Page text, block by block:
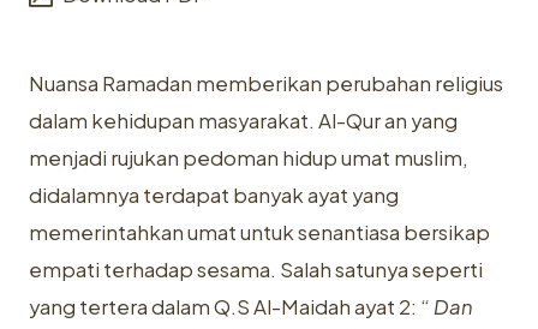
Nuansa Ramadan memberikan perubahan religius
dalam kehidupan masyarakat. Al-Qur an yang
menjadi rujukan pedoman hidup umat muslim,
didalamnya terdapat banyak ayat yang
memerintahkan umat untuk senantiasa bersikap
empati terhadap sesama. Salah satunya seperti
yang tertera dalam Q.S Al-Maidah ayat 2: “ Dan